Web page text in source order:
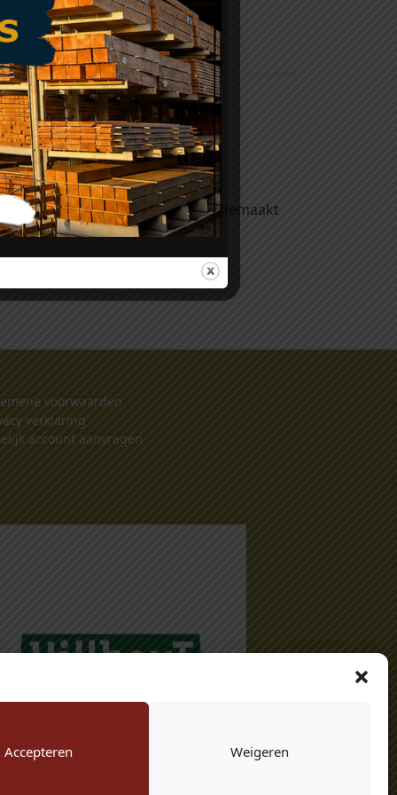
Accepteren Weigeren
boor vol loopt. De houtboor is gemaakt
voorwaarden
verklaring
account aanvragen